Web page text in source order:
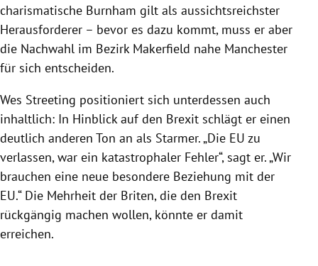
charismatische Burnham gilt als aussichtsreichster
Herausforderer – bevor es dazu kommt, muss er aber
die Nachwahl im Bezirk Makerfield nahe Manchester
für sich entscheiden.
Wes Streeting positioniert sich unterdessen auch
inhaltlich: In Hinblick auf den Brexit schlägt er einen
deutlich anderen Ton an als Starmer. „Die EU zu
verlassen, war ein katastrophaler Fehler“, sagt er. „Wir
brauchen eine neue besondere Beziehung mit der
EU.“ Die Mehrheit der Briten, die den Brexit
rückgängig machen wollen, könnte er damit
erreichen.